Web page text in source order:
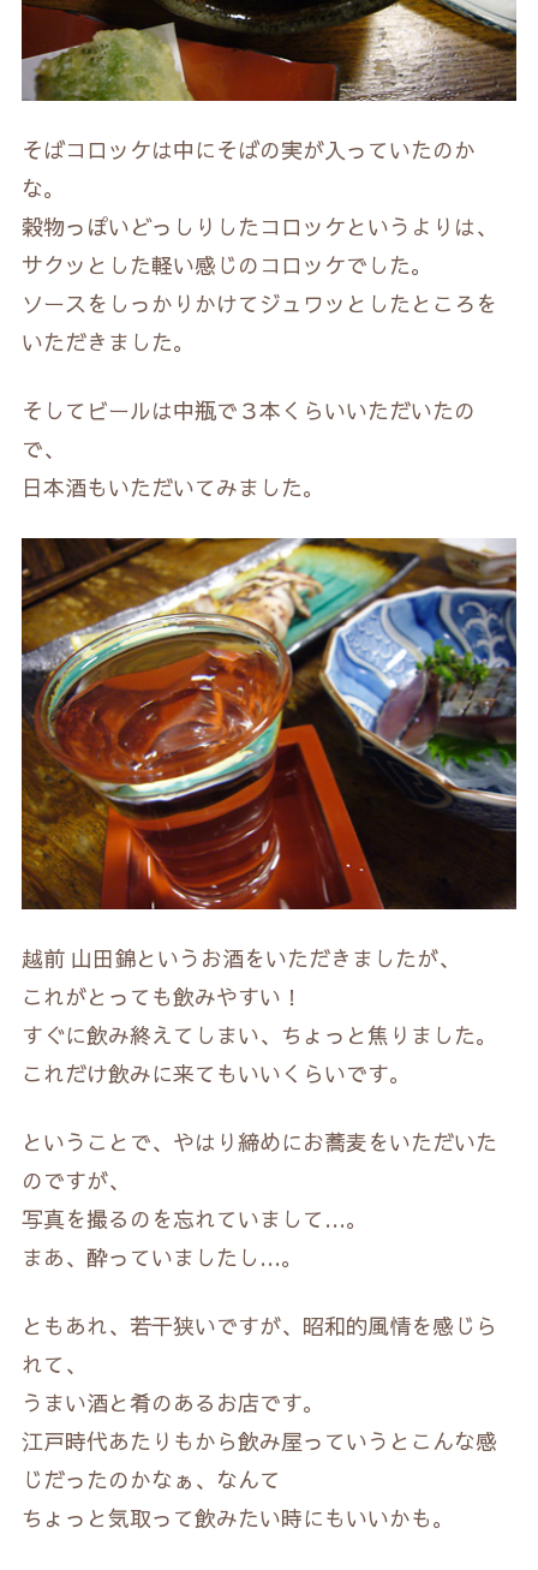
そばコロッケは中にそばの実が入っていたのか
な。
穀物っぽいどっしりしたコロッケというよりは、
サクッとした軽い感じのコロッケでした。
ソースをしっかりかけてジュワッとしたところを
いただきました。
そしてビールは中瓶で３本くらいいただいたの
で、
日本酒もいただいてみました。
越前 山田錦というお酒をいただきましたが、
これがとっても飲みやすい！
すぐに飲み終えてしまい、ちょっと焦りました。
これだけ飲みに来てもいいくらいです。
ということで、やはり締めにお蕎麦をいただいた
のですが、
写真を撮るのを忘れていまして…。
まあ、酔っていましたし…。
ともあれ、若干狭いですが、昭和的風情を感じら
れて、
うまい酒と肴のあるお店です。
江戸時代あたりもから飲み屋っていうとこんな感
じだったのかなぁ、なんて
ちょっと気取って飲みたい時にもいいかも。